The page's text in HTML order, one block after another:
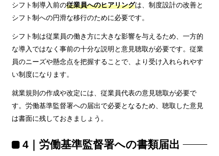
シフト制導入前の従業員へのヒアリングは、制度設計の改善と
シフト制への円滑な移行のために必要です。
シフト制は従業員の働き方に大きな影響を与えるため、一方的
な導入ではなく事前の十分な説明と意見聴取が必要です。従業
員のニーズや懸念点を把握することで、より受け入れられやす
い制度になります。
就業規則の作成や改定には、従業員代表の意見聴取が必要で
す。労働基準監督署への届出で必要となるため、聴取した意見
は書面に残しておきましょう。
4｜労働基準監督署への書類届出